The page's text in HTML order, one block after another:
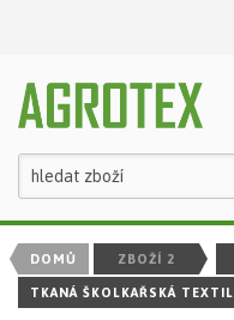
DOMŮ ZBOŽÍ 2
TKANÁ ŠKOLKAŘSKÁ